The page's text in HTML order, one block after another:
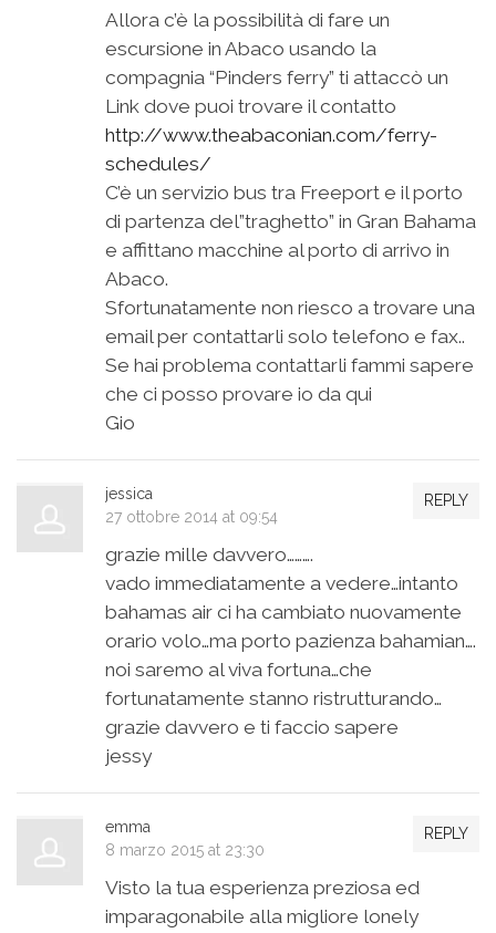
Allora c’è la possibilità di fare un
escursione in Abaco usando la
compagnia “Pinders ferry” ti attaccò un
Link dove puoi trovare il contatto
http://www.theabaconian.com/ferry-
schedules/
C’è un servizio bus tra Freeport e il porto
di partenza del”traghetto” in Gran Bahama
e affittano macchine al porto di arrivo in
Abaco.
Sfortunatamente non riesco a trovare una
email per contattarli solo telefono e fax..
Se hai problema contattarli fammi sapere
che ci posso provare io da qui
Gio
REPLY
jessica
27 ottobre 2014 at 09:54
grazie mille davvero……….
vado immediatamente a vedere…intanto
bahamas air ci ha cambiato nuovamente
orario volo…ma porto pazienza bahamian….
noi saremo al viva fortuna…che
fortunatamente stanno ristrutturando…
grazie davvero e ti faccio sapere
jessy
REPLY
emma
8 marzo 2015 at 23:30
Visto la tua esperienza preziosa ed
imparagonabile alla migliore lonely